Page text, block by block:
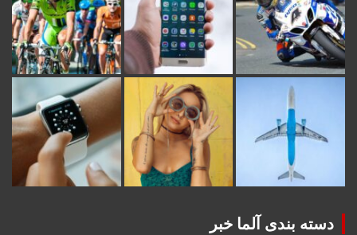
دسته بندی آلما خبر